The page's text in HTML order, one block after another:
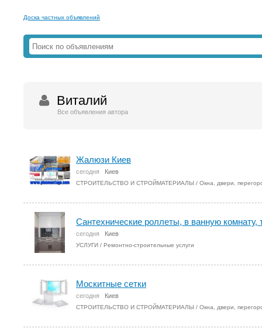
Доска частных объявлений
Виталий
Все объявления автора
Жалюзи Киев
сегодня Киев
СТРОИТЕЛЬСТВО И СТРОЙМАТЕРИАЛЫ / Окна, двери,
Сантехнические роллеты, в ванную комнату,
сегодня Киев
УСЛУГИ / Ремонтно-строительные услуги
Москитные сетки
сегодня Киев
СТРОИТЕЛЬСТВО И СТРОЙМАТЕРИАЛЫ / Окна, двери,